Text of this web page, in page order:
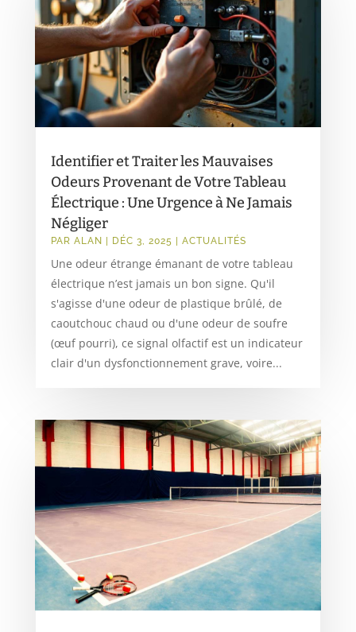
Identifier et Traiter les Mauvaises
Odeurs Provenant de Votre Tableau
Électrique : Une Urgence à Ne Jamais
Négliger
PAR ALAN | DÉC 3, 2025 | ACTUALITÉS
Une odeur étrange émanant de votre tableau
électrique n’est jamais un bon signe. Qu'il
s'agisse d'une odeur de plastique brûlé, de
caoutchouc chaud ou d'une odeur de soufre
(œuf pourri), ce signal olfactif est un indicateur
clair d'un dysfonctionnement grave, voire...